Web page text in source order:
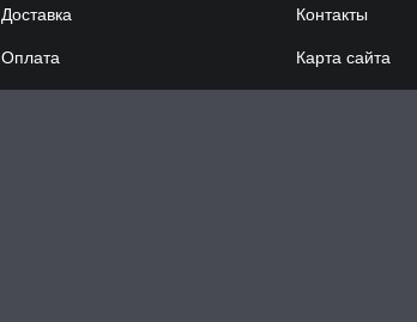
Доставка
Оплата
Контакты
Карта сайта